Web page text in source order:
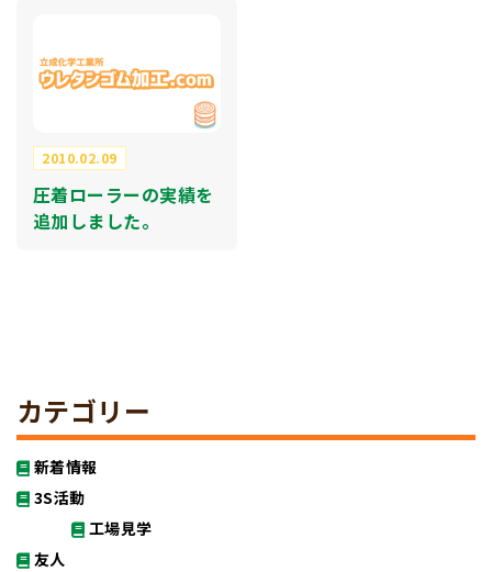
2010.02.09
圧着ローラーの実績を
追加しました。
カテゴリー
新着情報
3S活動
工場見学
友人